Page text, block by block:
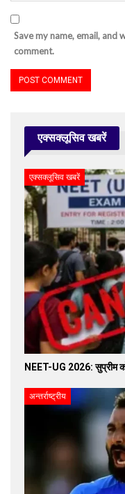
Save my name, email,
comment.
एक्सक्लूसिव खबरें
एक्सक्लूसिव खबरें
NEET-UG 2026: सुप्रीम
अन्तर्राष्ट्रीय